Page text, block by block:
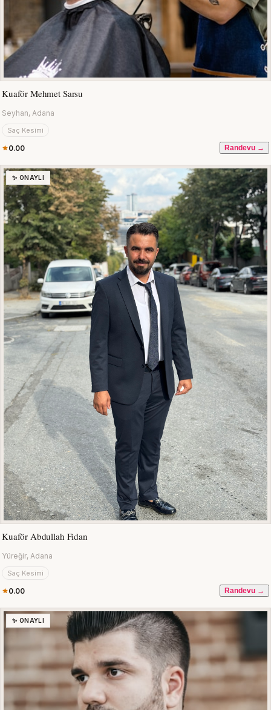
Kuaför Mehmet Sarsu
Seyhan, Adana
Saç Kesimi
0.00 Randevu →
✨ ONAYLI
Kuaför Abdullah Fidan
Yüreğir, Adana
Saç Kesimi
0.00 Randevu →
✨ ONAYLI